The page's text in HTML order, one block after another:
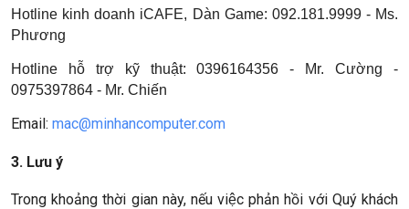
Hotline kinh doanh iCAFE, Dàn Game: 092.181.9999 - Ms.
Phương
Hotline hỗ trợ kỹ thuật: 0396164356 - Mr. Cường -
0975397864 - Mr. Chiến
Email: mac@minhancomputer.com
3. Lưu ý
Trong khoảng thời gian này, nếu việc phản hồi với Quý khách